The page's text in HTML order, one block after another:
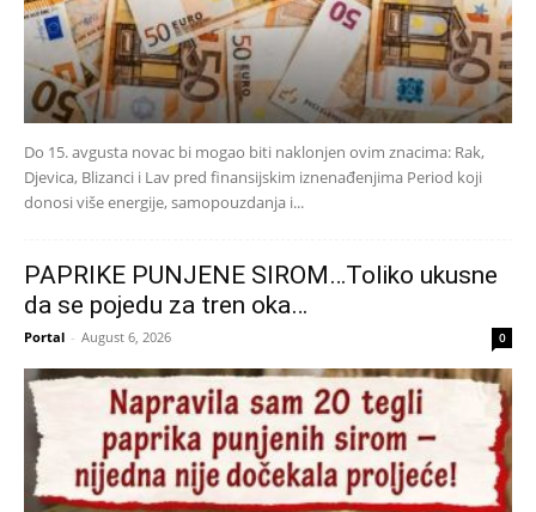
Do 15. avgusta novac bi mogao biti naklonjen ovim znacima: Rak,
Djevica, Blizanci i Lav pred finansijskim iznenađenjima Period koji
donosi više energije, samopouzdanja i...
PAPRIKE PUNJENE SIROM…Toliko ukusne
da se pojedu za tren oka…
Portal - August 6, 2026 0